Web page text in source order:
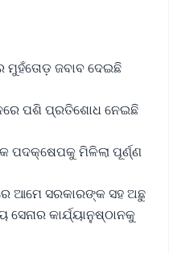
ଜବାବ ଦେଇଛି
ପଶି ପ୍ରତିଶୋଧ ନେଇଛି
ପଦକ୍ଷେପକୁ ମିଳିଲା ପୂର୍ଣ୍ଣ
ଆମେ ସରକାରଙ୍କ ସହ ଅଛୁ
କାର୍ଯ୍ୟାନୁଷ୍ଠାନକୁ